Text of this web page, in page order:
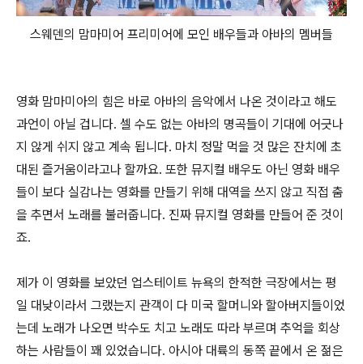
스웨덴의 맘마미어 프리미어에 모인 배우들과 아바의 멤버들
영화 맘마미아의 힘은 바로 아바의 음악에서 나온 것이라고 해도
과언이 아닐 겁니다. 셀 수도 없는 아바의 명곡들이 기대에 어긋나
지 않게 쉬지 않고 계속 됩니다. 마치 정말 먹을 것 많은 잔치에 초
대된 즐거움이라고나 할까요. 또한 뮤지컬 배우도 아닌 영화 배우
들이 보다 실감나는 영화를 만들기 위해 대역을 쓰지 않고 직접 춤
을 추면서 노래를 불러줍니다. 진짜 뮤지컬 영화를 만들어 준 것이
죠.
제가 이 영화를 보았던 업스테이트 뉴욕의 한적한 극장에서는 평
일 대낮이라서 그랬는지 관객이 다 미국 할머니와 할아버지들이었
는데 노래가 나오면 박수도 치고 노래도 따라 부르며 추억을 회상
하는 사람들이 꽤 있었습니다. 아시아 대륙의 동쪽 끝에서 온 젊은